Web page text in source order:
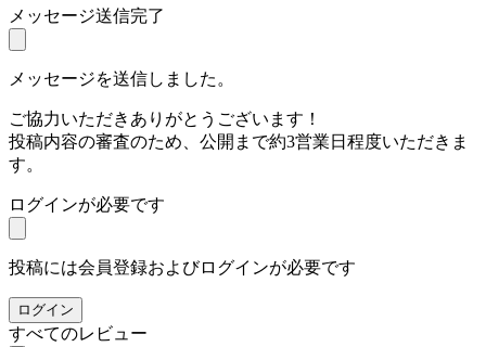
メッセージ送信完了
メッセージを送信しました。
ご協力いただきありがとうございます！
投稿内容の審査のため、公開まで約3営業日程度いただきま
す。
ログインが必要です
投稿には会員登録およびログインが必要です
ログイン
すべてのレビュー